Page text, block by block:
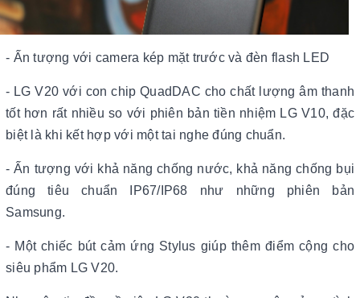
- Ấn tượng với camera kép mặt trước và đèn flash LED
- LG V20 với con chip QuadDAC cho chất lượng âm thanh
tốt hơn rất nhiều so với phiên bản tiền nhiệm LG V10, đặc
biệt là khi kết hợp với một tai nghe đúng chuẩn.
- Ấn tượng với khả năng chống nước, khả năng chống bụi
đúng tiêu chuẩn IP67/IP68 như những phiên bản
Samsung.
- Một chiếc bút cảm ứng Stylus giúp thêm điểm cộng cho
siêu phẩm LG V20.